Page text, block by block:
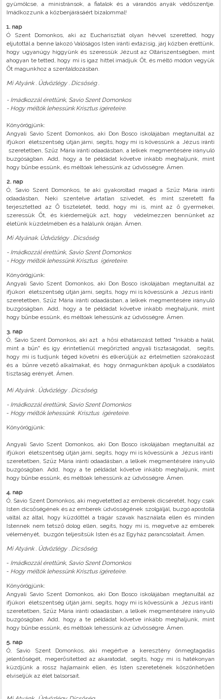
gyümölcse, a ministránsok, a fiatalok és a várandós anyák védőszentje.
Imádkozzunk a közbenjárásáért bizalommal!
1. nap
Ó Szent Domonkos, aki az Eucharisztiát olyan hévvel szeretted, hogy
eljutottál a benne lakozó Valóságos Isten iránti extázisig, járj közben érettünk,
hogy ugyanúgy higgyünk és szeressük Jézust az Oltáriszentségben, mint
ahogyan te tetted, hogy mi is igaz hittel imádjuk Őt, és méltó módon vegyük
Őt magunkhoz a szentáldozásban.
Mi Atyánk . Üdvözlégy . Dicsőség .
- Imádkozzál érettünk, Savio Szent Domonkos
- Hogy méltók lehessünk Krisztus ígéreteire.
Könyörögjünk:
Angyali Savio Szent Domonkos, aki Don Bosco iskolájában megtanultál az
ifjúkori életszentség útján járni, segíts, hogy mi is kövessünk a Jézus iránti
szeretetben, Szűz Mária iránti odaadásban, a lelkek megmentésére irányuló
buzgóságban. Add, hogy a te példádat követve inkább meghaljunk, mint
hogy bűnbe essünk, és méltóak lehessünk az üdvösségre. Ámen.
2. nap
Ó, Savio Szent Domonkos, te aki gyakoroltad magad a Szűz Mária iránti
odaadásban, Neki szentelve ártatlan szívedet, és mint szeretett fia
terjesztetted az Ő tiszteletét, tedd, hogy mi is, mint az ő gyermekei,
szeressük Őt, és kiérdemeljük azt, hogy védelmezzen bennünket az
életünk küzdelmében és a halálunk óráján. Ámen.
Mi Atyának. Üdvözlégy . Dicsőség
- Imádkozzál érettünk, Savio Szent Domonkos
- Hogy méltók lehessünk Krisztus ígéreteire.
Könyörögjünk:
Angyali Savio Szent Domonkos, aki Don Bosco iskolájában megtanultál az
ifjúkori életszentség útján járni, segíts, hogy mi is kövessünk a Jézus iránti
szeretetben, Szűz Mária iránti odaadásban, a lelkek megmentésére irányuló
buzgóságban. Add, hogy a te példádat követve inkább meghaljunk, mint
hogy bűnbe essünk, és méltóak lehessünk az üdvösségre. Ámen.
3. nap
Ó, Savio Szent Domonkos, aki azt a hősi elhatározást tetted "Inkább a halál,
mint a bűn" és így érintetlenül megőrizted angyali tisztaságodat, segíts,
hogy mi is tudjunk téged követni és elkerüljük az értelmetlen szórakozást
és a bűnre vezető alkalmakat, és hogy önmagunkban ápoljuk a csodálatos
tisztaság erényét. Ámen.
Mi Atyánk . Üdvözlégy . Dicsőség.
- Imádkozzál érettünk, Savio Szent Domonkos
- Hogy méltók lehessünk Krisztus ígéreteire.
Könyörögjünk:
Angyali Savio Szent Domonkos, aki Don Bosco iskolájában megtanultál az
ifjúkori életszentség útján járni, segíts, hogy mi is kövessünk a Jézus iránti
szeretetben, Szűz Mária iránti odaadásban, a lelkek megmentésére irányuló
buzgóságban. Add, hogy a te példádat követve inkább meghaljunk, mint
hogy bűnbe essünk, és méltóak lehessünk az üdvösségre. Ámen.
4. nap
Ó, Savio Szent Domonkos, aki megvetetted az emberek dicséretét, hogy csak
Isten dicsőségének és az emberek üdvösségének szolgáljál, buzgó apostollá
váltál az által, hogy küzdöttél a trágár szavak használata ellen és minden
Istennek nem tetsző dolog ellen, segíts, hogy mi is, megvetve az emberek
véleményét, buzgón teljesítsük Isten és az Egyház parancsolatait. Ámen.
Mi Atyánk . Üdvözlégy . Dicsőség.
- Imádkozzál érettünk, Savio Szent Domonkos
- Hogy méltók lehessünk Krisztus ígéreteire.
Könyörögjünk:
Angyali Savio Szent Domonkos, aki Don Bosco iskolájában megtanultál az
ifjúkori életszentség útján járni, segíts, hogy mi is kövessünk a Jézus iránti
szeretetben, Szűz Mária iránti odaadásban, a lelkek megmentésére irányuló
buzgóságban. Add, hogy a te példádat követve inkább meghaljunk, mint
hogy bűnbe essünk, és méltóak lehessünk az üdvösségre. Ámen.
5. nap
Ó, Savio Szent Domonkos, aki megértve a keresztény önmegtagadás
jelentőségét, megerősítetted az akaratodat, segíts, hogy mi is hatékonyan
küzdjünk a rossz hajlamaink ellen, és Isten szeretetének köszönhetően
elviseljük az élet balsorsait.